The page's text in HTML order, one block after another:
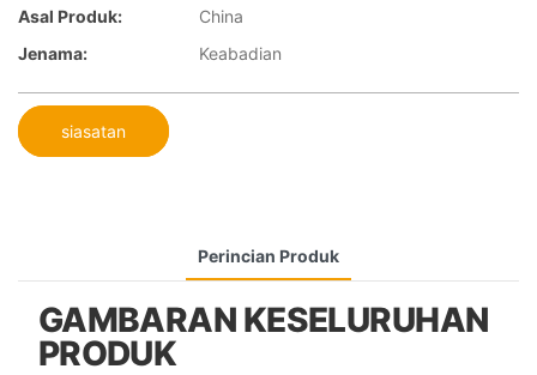
Asal Produk:
China
Jenama:
Keabadian
siasatan
Perincian Produk
GAMBARAN KESELURUHAN
PRODUK